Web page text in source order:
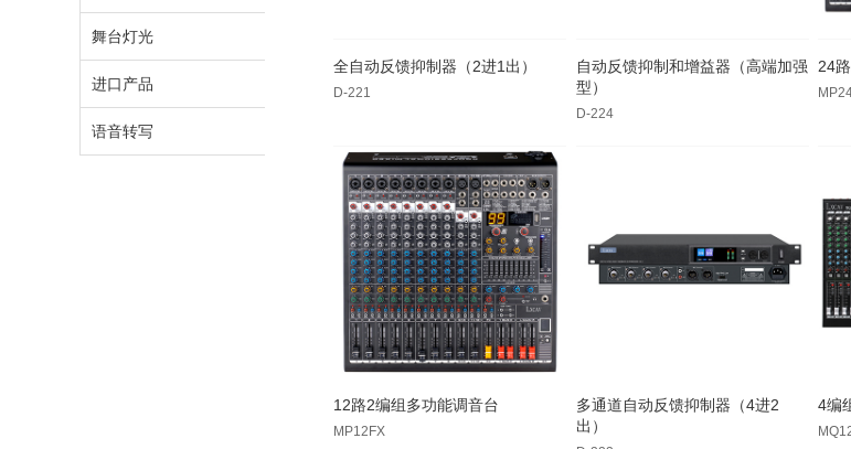
舞台灯光
进口产品
语音转写
全自动反馈抑制器（2进1出）
D-221
自动反馈抑制和增益器（高端加强
型）
D-224
24
12路2编组多功能调音台
MP12FX
多通道自动反馈抑制器（4进2
出）
4编